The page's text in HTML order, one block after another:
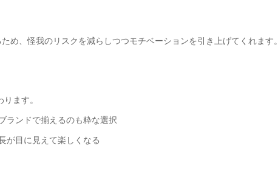
め、怪我のリスクを減らしつつモチベーションを引き上げてくれます。
ます。
ランドで揃えるのも粋な選択
が目に見えて楽しくなる